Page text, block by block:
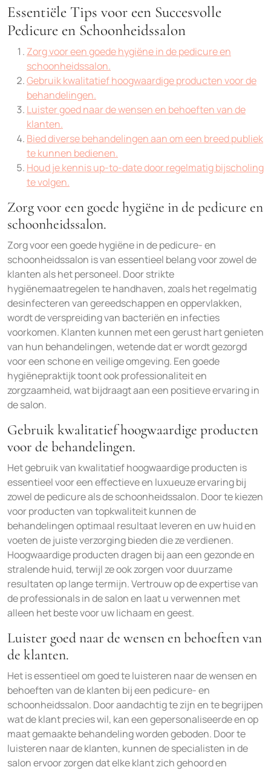
Essentiële Tips voor een Succesvolle
Pedicure en Schoonheidssalon
Zorg voor een goede hygiëne in de pedicure en
schoonheidssalon.
Gebruik kwalitatief hoogwaardige producten voor de
behandelingen.
Luister goed naar de wensen en behoeften van de
klanten.
Bied diverse behandelingen aan om een breed publiek
te kunnen bedienen.
Houd je kennis up-to-date door regelmatig bijscholing
te volgen.
Zorg voor een goede hygiëne in de pedicure en
schoonheidssalon.
Zorg voor een goede hygiëne in de pedicure- en
schoonheidssalon is van essentieel belang voor zowel de
klanten als het personeel. Door strikte
hygiënemaatregelen te handhaven, zoals het regelmatig
desinfecteren van gereedschappen en oppervlakken,
wordt de verspreiding van bacteriën en infecties
voorkomen. Klanten kunnen met een gerust hart genieten
van hun behandelingen, wetende dat er wordt gezorgd
voor een schone en veilige omgeving. Een goede
hygiënepraktijk toont ook professionaliteit en
zorgzaamheid, wat bijdraagt aan een positieve ervaring in
de salon.
Gebruik kwalitatief hoogwaardige producten
voor de behandelingen.
Het gebruik van kwalitatief hoogwaardige producten is
essentieel voor een effectieve en luxueuze ervaring bij
zowel de pedicure als de schoonheidssalon. Door te kiezen
voor producten van topkwaliteit kunnen de
behandelingen optimaal resultaat leveren en uw huid en
voeten de juiste verzorging bieden die ze verdienen.
Hoogwaardige producten dragen bij aan een gezonde en
stralende huid, terwijl ze ook zorgen voor duurzame
resultaten op lange termijn. Vertrouw op de expertise van
de professionals in de salon en laat u verwennen met
alleen het beste voor uw lichaam en geest.
Luister goed naar de wensen en behoeften van
de klanten.
Het is essentieel om goed te luisteren naar de wensen en
behoeften van de klanten bij een pedicure- en
schoonheidssalon. Door aandachtig te zijn en te begrijpen
wat de klant precies wil, kan een gepersonaliseerde en op
maat gemaakte behandeling worden geboden. Door te
luisteren naar de klanten, kunnen de specialisten in de
salon ervoor zorgen dat elke klant zich gehoord en